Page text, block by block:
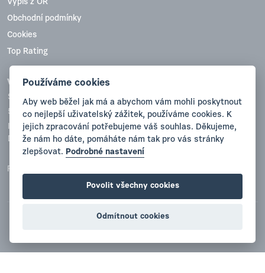
Výpis z OR
Obchodní podmínky
Cookies
Top Rating
VYVA PLAST, s.r.o.
Sobotecká 836
511 01 Turnov
IČO:47780738
DIČ(VAT):CZ47780738
Registrace: Krajský soud v Hradci Králové, oddíl C, vložka 12057
Používáme cookies
Aby web běžel jak má a abychom vám mohli poskytnout
co nejlepší uživatelský zážitek, používáme cookies. K
jejich zpracování potřebujeme váš souhlas. Děkujeme,
že nám ho dáte, pomáháte nám tak pro vás stránky
zlepšovat. Podrobné nastavení
Povolit všechny cookies
Odmítnout cookies